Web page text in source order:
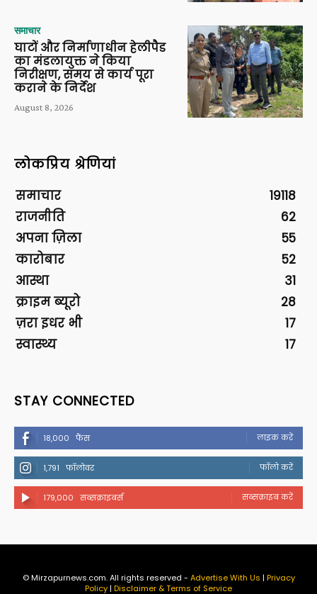
समाचार
घाटों और निर्माणाधीन हेलीपैड
का मंडलायुक्त ने किया
निरीक्षण, समय से कार्य पूरा
कराने के निर्देश
August 8, 2026
लोकप्रिय श्रेणियां
समाचार
19118
राजनीति
62
अपना ज़िला
55
कारोबार
52
आस्था
31
क्राइम ब्यूरो
28
ज़रा इधर भी
17
स्वास्थ्य
17
STAY CONNECTED
18,000 फैंस लाइक करें
1,791 फॉलोवर फॉलो करें
179,000 सब्सक्राइबर्स सब्सक्राइब करें
© Mirzapurnews.com. All rights reserved - Advertise With Us | Privacy
Policy| Disclaimer & Terms of Service